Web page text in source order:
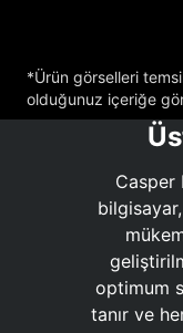
*Ürün görselleri
olduğunuz içeriğe
Casper
optimum
tanır ve